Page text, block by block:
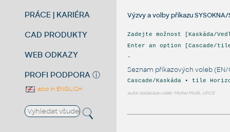
PRÁCE | KARIÉRA
CAD PRODUKTY
WEB ODKAZY
PROFI PODPORA ⓘ
also in ENGLISH
Výzvy a volby příkazu SYSOKNA/
Zadejte možnost [Kaskáda/
Enter an option [Cascade/
-
Seznam příkazových voleb (EN/
Cascade/Kaskáda • tile
autor databáze voleb: Michal Miclík, UPCE